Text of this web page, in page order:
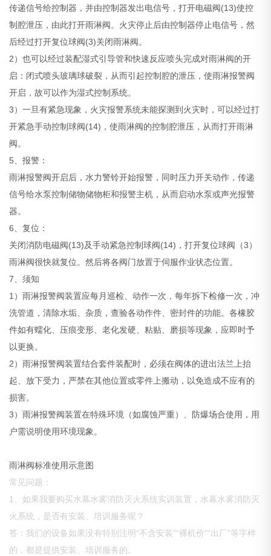
传递信号给控制器，并由控制器发出电信号，打开电磁阀(13)使控
制腔泄压，由此打开雨淋阀。火灾停止后由控制器停止电信号，然
后经过打开复位球阀(3)关闭雨淋阀。
2）也可以经过装配湿式引导管和快速反应喷头完成对雨淋阀的开
启：闭式喷头玻璃球破裂，从而引起控制腔的泄压，使雨淋报警阀
开启，故可以作为湿式控制系统。
3）一旦有紧急现象，火灾报警系统未能探测到火灾时，可以经过打
开紧急手动控制球阀(14)，使雨淋阀的控制腔泄压，从而打开雨淋
阀。
5、报警：
雨淋报警阀开启后，水力警铃开始报警，同时压力开关动作，传递
信号给水泵控制储物储物柜和报警主机，从而启动水泵或声光报警
器。
6、复位：
关闭消防电磁阀(13)及手动紧急控制球阀(14)，打开复位球阀（3）
雨淋阀很快就复位。然后将各阀门放置于伺服作业状态位置。
7、须知
1）雨淋报警阀装置应每月巡检、动作一次，每年拆下检修一次，冲
洗管道，清除水垢、杂质，查验各动作件、密封件的功能。各橡胶
件如有蠕化、压痕变形、老化发硬、粘贴、磨损等现象，应即时予
以更换。
2）雨淋报警阀装置结合套件装配时，必须在阀体的进出法兰上抬
起、放下受力，严禁在其他位置或零件上搬动，以免造成不应有的
损害。
3）雨淋报警阀装置在特殊环境（如腐蚀严重）、防爆场合使用，用
户需说明使用环境现象。
雨淋阀标准使用示意图
常见问题：
1、如果我要购买水幕水雾消防灭火系统实训装置，水幕水雾消防灭
火系统，是否有安装、培训服务呢？
答：我们的设备如果没有特别注明“不含安装”“裸机价”“出厂”等字样
的，都是提供安装、培训服务的。